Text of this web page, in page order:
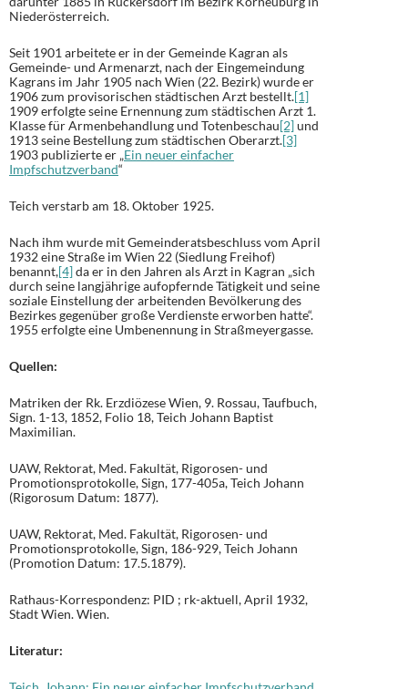
Niederösterreich.
Seit 1901 arbeitete er in der Gemeinde Kagran als
Gemeinde- und Armenarzt, nach der Eingemeindung
Kagrans im Jahr 1905 nach Wien (22. Bezirk) wurde er
1906 zum provisorischen städtischen Arzt bestellt.[1]
1909 erfolgte seine Ernennung zum städtischen Arzt 1.
Klasse für Armenbehandlung und Totenbeschau[2]und
1913 seine Bestellung zum städtischen Oberarzt.[3]
1903 publizierte er „Ein neuer einfacher
Impfschutzverband“
Teich verstarb am 18. Oktober 1925.
Nach ihm wurde mit Gemeinderatsbeschluss vom April
1932 eine Straße im Wien 22 (Siedlung Freihof)
benannt,[4]da er in den Jahren als Arzt in Kagran „sich
durch seine langjährige aufopfernde Tätigkeit und seine
soziale Einstellung der arbeitenden Bevölkerung des
Bezirkes gegenüber große Verdienste erworben hatte“.
1955 erfolgte eine Umbenennung in Straßmeyergasse.
Quellen:
Matriken der Rk. Erzdiözese Wien, 9. Rossau, Taufbuch,
Sign. 1-13, 1852, Folio 18, Teich Johann Baptist
Maximilian.
UAW, Rektorat, Med. Fakultät, Rigorosen- und
Promotionsprotokolle, Sign, 177-405a, Teich Johann
(Rigorosum Datum: 1877).
UAW, Rektorat, Med. Fakultät, Rigorosen- und
Promotionsprotokolle, Sign, 186-929, Teich Johann
(Promotion Datum: 17.5.1879).
Rathaus-Korrespondenz: PID ; rk-aktuell, April 1932,
Stadt Wien. Wien.
Literatur: